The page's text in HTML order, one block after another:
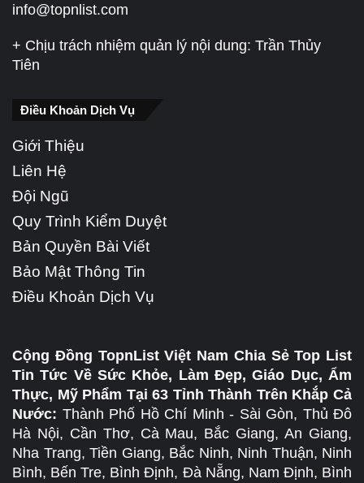
info@topnlist.com
+ Chịu trách nhiệm quản lý nội dung: Trần Thủy
Tiên
Điều Khoản Dịch Vụ
Giới Thiệu
Liên Hệ
Đội Ngũ
Quy Trình Kiểm Duyệt
Bản Quyền Bài Viết
Bảo Mật Thông Tin
Điều Khoản Dịch Vụ
Cộng Đồng TopnList Việt Nam Chia Sẻ Top List
Tin Tức Về Sức Khỏe, Làm Đẹp, Giáo Dục, Ẩm
Thực, Mỹ Phẩm Tại 63 Tỉnh Thành Trên Khắp Cả
Nước: Thành Phố Hồ Chí Minh - Sài Gòn, Thủ Đô
Hà Nội, Cần Thơ, Cà Mau, Bắc Giang, An Giang,
Nha Trang, Tiền Giang, Bắc Ninh, Ninh Thuận, Ninh
Bình, Bến Tre, Bình Định, Đà Nẵng, Nam Định, Bình